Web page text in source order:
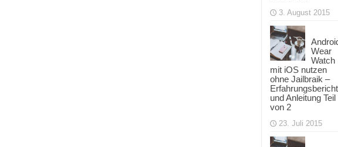
3. August 2015
Wear
Watch
mit iOS nutzen
ohne Jailbraik –
Erfahrungsbericht
und Anleitung Teil
von 2
23. Juli 2015